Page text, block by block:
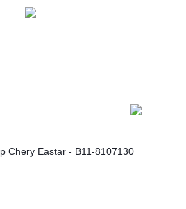
Chery Eastar - B11-8107130